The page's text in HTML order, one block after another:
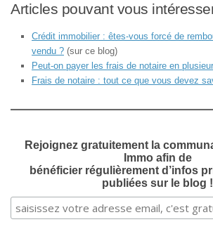
Articles pouvant vous
Crédit immobilier : êtes-vous forcé de
vendu ? (sur ce blog)
Peut-on payer les frais de notaire en
Frais de notaire : tout ce que vous devez
Rejoignez gratuitement la
Immo afin de
bénéficier régulièrement d’infos
publiées sur le blog !